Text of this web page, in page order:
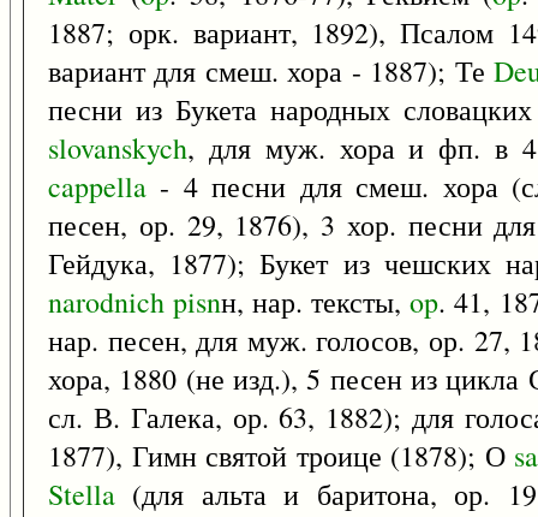
1887; орк. вариант, 1892), Псалом
вариант для смеш. хора - 1887); Те
песни из Букета народных
slovanskych, для муж. хора и фп. в
cappella - 4 песни для смеш. хора
песен, ор. 29, 1876), 3 хор. песни
Гейдука, 1877); Букет из чешских
narodnich pisnн, нар. тексты,op. 41,
нар. песен, для муж. голосов, ор. 27,
хора, 1880 (не изд.), 5 песен из
сл. В. Галека, ор. 63, 1882); для
1877), Гимн святой троице (1878); О
Stella (для альта и баритона, ор.